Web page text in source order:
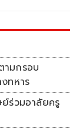
ามกรอบ
ทหาร
ร่วมอาลัยครู